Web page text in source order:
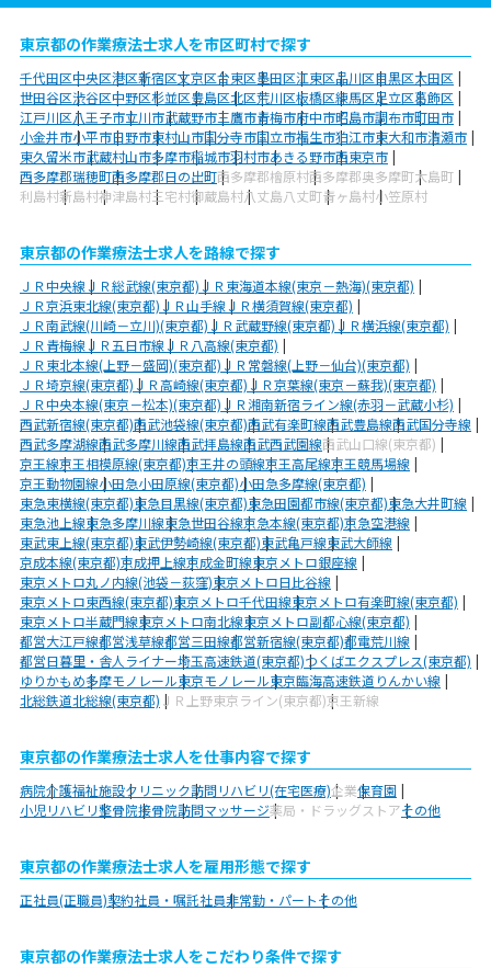
東京都の作業療法士求人を市区町村で探す
千代田区中央区港区新宿区文京区台東区墨田区江東区品川区目黒区大田区
世田谷区渋谷区中野区杉並区豊島区北区荒川区板橋区練馬区足立区葛飾区
江戸川区八王子市立川市武蔵野市三鷹市青梅市府中市昭島市調布市町田市
小金井市小平市日野市東村山市国分寺市国立市福生市狛江市東大和市清瀬市
東久留米市武蔵村山市多摩市稲城市羽村市あきる野市西東京市
西多摩郡瑞穂町西多摩郡日の出町西多摩郡檜原村西多摩郡奥多摩町大島町
利島村新島村神津島村三宅村御蔵島村八丈島八丈町青ヶ島村小笠原村
東京都の作業療法士求人を路線で探す
ＪＲ中央線ＪＲ総武線(東京都)ＪＲ東海道本線(東京－熱海)(東京都)
ＪＲ京浜東北線(東京都)ＪＲ山手線ＪＲ横須賀線(東京都)
ＪＲ南武線(川崎－立川)(東京都)ＪＲ武蔵野線(東京都)ＪＲ横浜線(東京都)
ＪＲ青梅線ＪＲ五日市線ＪＲ八高線(東京都)
ＪＲ東北本線(上野－盛岡)(東京都)ＪＲ常磐線(上野－仙台)(東京都)
ＪＲ埼京線(東京都)ＪＲ高崎線(東京都)ＪＲ京葉線(東京－蘇我)(東京都)
ＪＲ中央本線(東京－松本)(東京都)ＪＲ湘南新宿ライン線(赤羽－武蔵小杉)
西武新宿線(東京都)西武池袋線(東京都)西武有楽町線西武豊島線西武国分寺線
西武多摩湖線西武多摩川線西武拝島線西武西武園線西武山口線(東京都)
京王線京王相模原線(東京都)京王井の頭線京王高尾線京王競馬場線
京王動物園線小田急小田原線(東京都)小田急多摩線(東京都)
東急東横線(東京都)東急目黒線(東京都)東急田園都市線(東京都)東急大井町線
東急池上線東急多摩川線東急世田谷線京急本線(東京都)京急空港線
東武東上線(東京都)東武伊勢崎線(東京都)東武亀戸線東武大師線
京成本線(東京都)京成押上線京成金町線東京メトロ銀座線
東京メトロ丸ノ内線(池袋－荻窪)東京メトロ日比谷線
東京メトロ東西線(東京都)東京メトロ千代田線東京メトロ有楽町線(東京都)
東京メトロ半蔵門線東京メトロ南北線東京メトロ副都心線(東京都)
都営大江戸線都営浅草線都営三田線都営新宿線(東京都)都電荒川線
都営日暮里・舎人ライナー埼玉高速鉄道(東京都)つくばエクスプレス(東京都)
ゆりかもめ多摩モノレール東京モノレール東京臨海高速鉄道りんかい線
北総鉄道北総線(東京都) ＪＲ上野東京ライン(東京都)京王新線
東京都の作業療法士求人を仕事内容で探す
病院介護福祉施設クリニック訪問リハビリ(在宅医療)企業保育園
小児リハビリ整骨院接骨院訪問マッサージ薬局・ドラッグストアその他
東京都の作業療法士求人を雇用形態で探す
正社員(正職員)契約社員・嘱託社員非常勤・パートその他
東京都の作業療法士求人をこだわり条件で探す